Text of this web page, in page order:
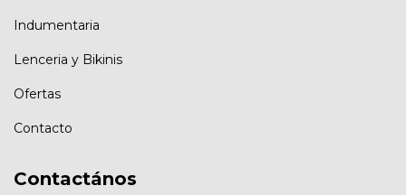
Indumentaria
Lenceria y Bikinis
Ofertas
Contacto
Contactános